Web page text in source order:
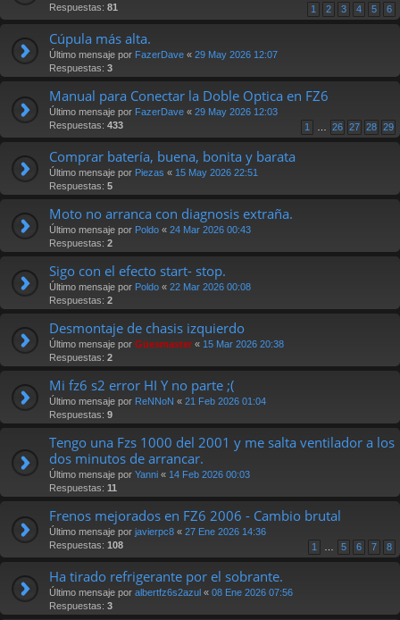
Respuestas: 81 1 2 3 4 5 6
Cúpula más alta.
Último mensaje por FazerDave « 29 May 2026 12:07
Respuestas: 3
Manual para Conectar la Doble Optica en FZ6
Último mensaje por FazerDave « 29 May 2026 12:03
Respuestas: 433 1 26 27 28 29
Comprar batería, buena, bonita y barata
Último mensaje por Piezas « 15 May 2026 22:51
Respuestas: 5
Moto no arranca con diagnosis extraña.
Último mensaje por Poldo « 24 Mar 2026 00:43
Respuestas: 2
Sigo con el efecto start- stop.
Último mensaje por Poldo « 22 Mar 2026 00:08
Respuestas: 2
Desmontaje de chasis izquierdo
Último mensaje por Güesmaster « 15 Mar 2026 20:38
Respuestas: 2
Mi fz6 s2 error HI Y no parte ;(
Último mensaje por ReNNoN « 21 Feb 2026 01:04
Respuestas: 9
Tengo una Fzs 1000 del 2001 y me salta ventilador a los
dos minutos de arrancar.
Último mensaje por Yanni « 14 Feb 2026 00:03
Respuestas: 11
Frenos mejorados en FZ6 2006 - Cambio brutal
Último mensaje por javierpc8 « 27 Ene 2026 14:36
Respuestas: 108 1 5 6 7 8
Ha tirado refrigerante por el sobrante.
Último mensaje por albertfz6s2azul « 08 Ene 2026 07:56
Respuestas: 3